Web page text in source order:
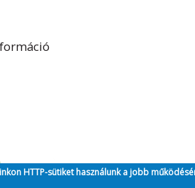
HTTP-sütiket használunk a jobb